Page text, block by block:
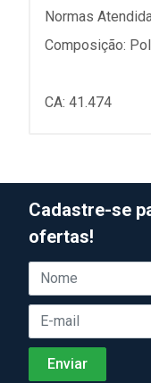
Normas
Composição:
CA: 41.474
Cadastre-se
ofertas!